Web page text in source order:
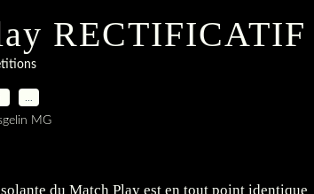
RECTIFICATIF
MG
du Match Play est en tout point identique